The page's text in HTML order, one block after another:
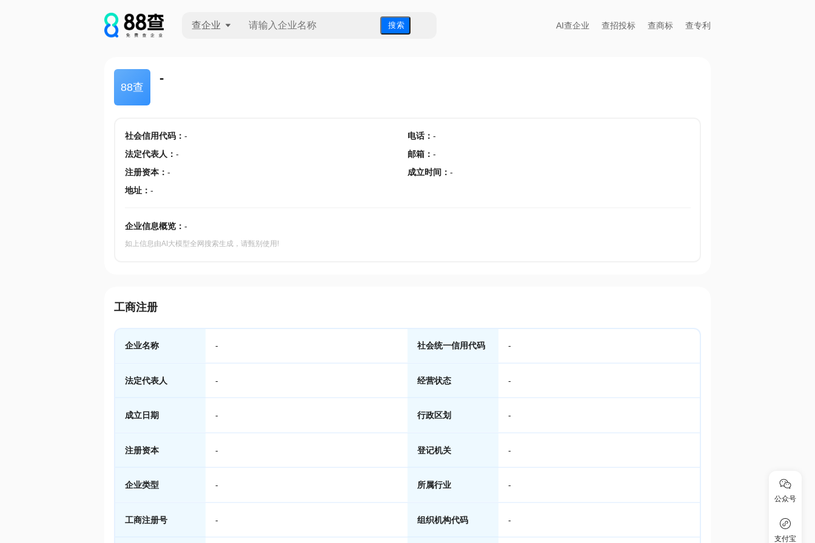
查企业 搜 索 AI查企业 查招投标 查商标 查专利
88查
-
社会信用代码： - 电话： -
法定代表人 ： - 邮箱 ： -
注册资本： - 成立时间 ： -
地址： -
企业信息概览： -
如上信息由AI大模型全网搜索生成，请甄别使用!
工商注册
企业名称 - 社会统一信用代码 -
法定代表人 - 经营状态 -
成立日期 - 行政区划 -
注册资本 - 登记机关 -
企业类型 - 所属行业 -
工商注册号 - 组织机构代码 -
公众号
支付宝